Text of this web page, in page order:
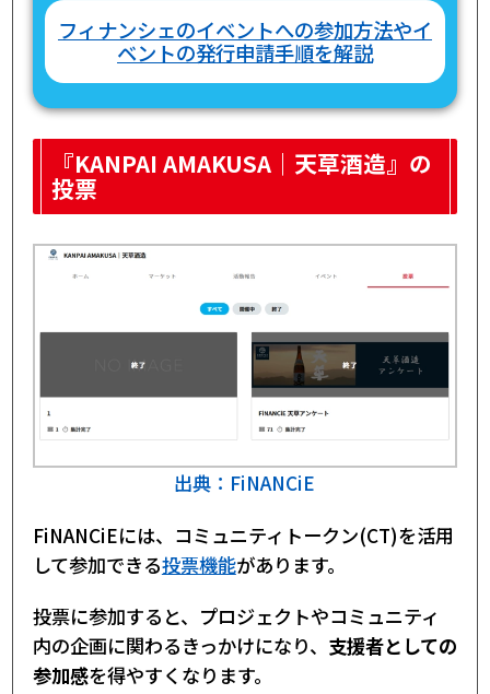
フィナンシェのイベントへの参加方法やイ
ベントの発行申請手順を解説
『KANPAI AMAKUSA｜天草酒造』の
投票
出典：FiNANCiE
FiNANCiEには、コミュニティトークン(CT)を活用
して参加できる投票機能があります。
投票に参加すると、プロジェクトやコミュニティ
内の企画に関わるきっかけになり、 支援者としての
参加感を得やすくなります。